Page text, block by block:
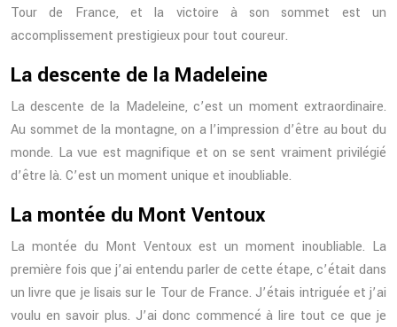
Tour de France, et la victoire à son sommet est un
accomplissement prestigieux pour tout coureur.
La descente de la Madeleine
La descente de la Madeleine, c’est un moment extraordinaire.
Au sommet de la montagne, on a l’impression d’être au bout du
monde. La vue est magnifique et on se sent vraiment privilégié
d’être là. C’est un moment unique et inoubliable.
La montée du Mont Ventoux
La montée du Mont Ventoux est un moment inoubliable. La
première fois que j’ai entendu parler de cette étape, c’était dans
un livre que je lisais sur le Tour de France. J’étais intriguée et j’ai
voulu en savoir plus. J’ai donc commencé à lire tout ce que je